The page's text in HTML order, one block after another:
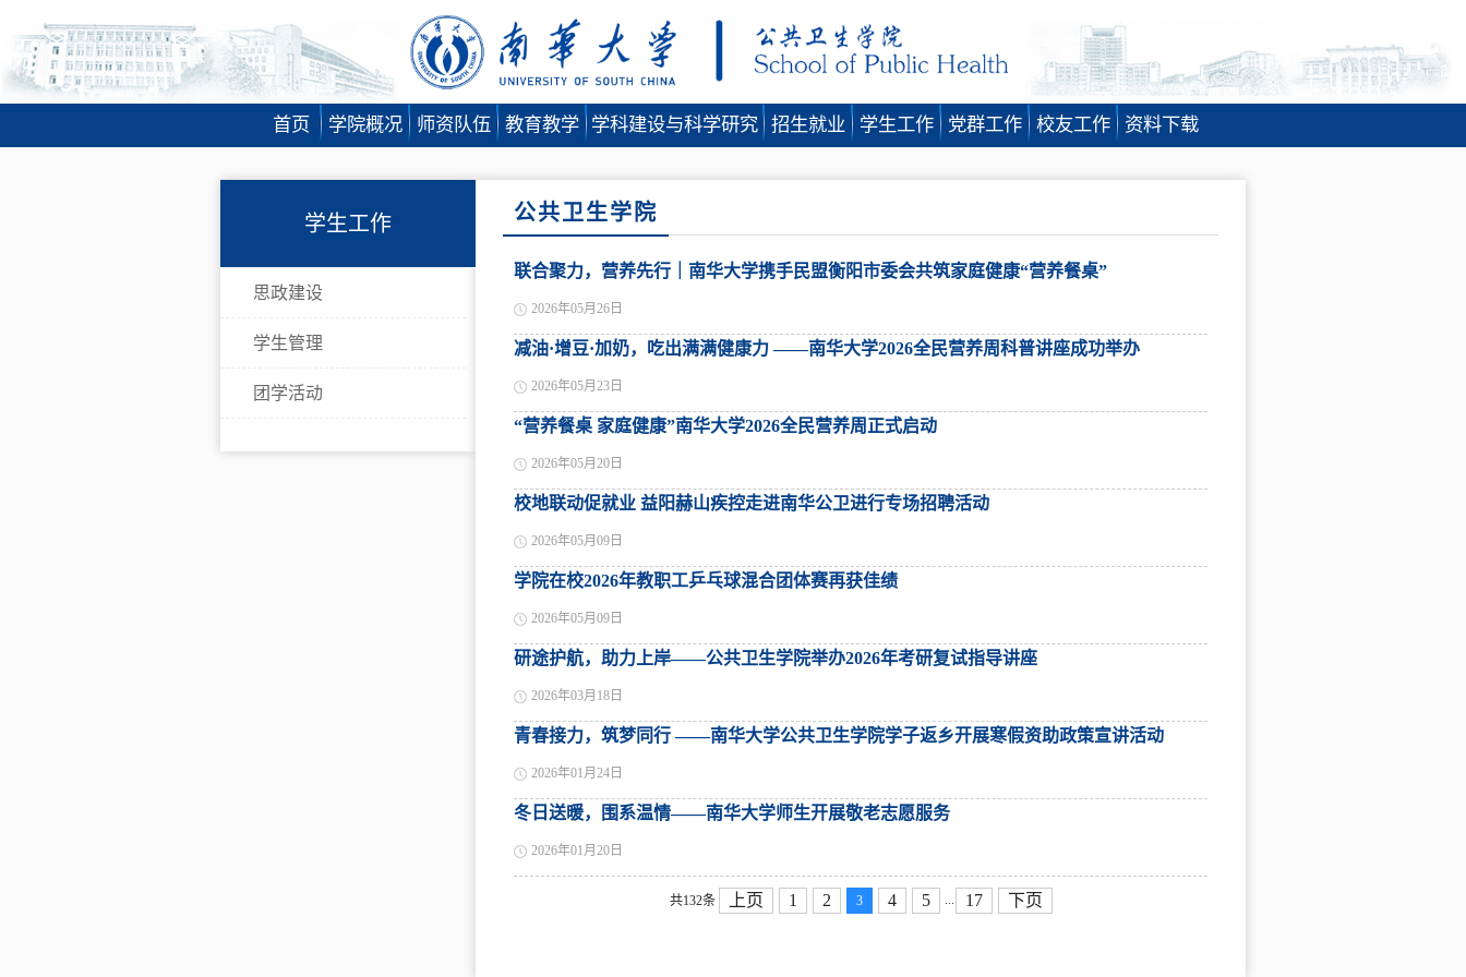
首页 学院概况 师资队伍 教育教学 学科建设与科学研究 招生就业 学生工作 党群工作 校友工作 资料下载
学生工作
思政建设
学生管理
团学活动
公共卫生学院
联合聚力，营养先行｜南华大学携手民盟衡阳市委会共筑家庭健康“营养餐桌”
2026年05月26日
减油·增豆·加奶，吃出满满健康力 ——南华大学2026全民营养周科普讲座成功举办
2026年05月23日
“营养餐桌 家庭健康”南华大学2026全民营养周正式启动
2026年05月20日
校地联动促就业 益阳赫山疾控走进南华公卫进行专场招聘活动
2026年05月09日
学院在校2026年教职工乒乓球混合团体赛再获佳绩
2026年05月09日
研途护航，助力上岸——公共卫生学院举办2026年考研复试指导讲座
2026年03月18日
青春接力，筑梦同行 ——南华大学公共卫生学院学子返乡开展寒假资助政策宣讲活动
2026年01月24日
冬日送暖，围系温情——南华大学师生开展敬老志愿服务
2026年01月20日
共132条 上页 1 2 3 4 5 17 下页